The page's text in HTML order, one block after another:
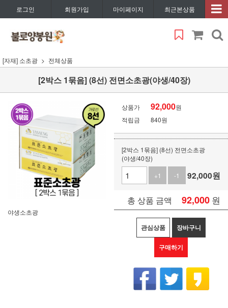
로그인 회원가입 마이페이지 최근본상품
[자재] 소초광 전체상품
[2박스 1묶음] (8선) 전면소초광(야생/40장)
야생소초광
상품가 92,000원
적립금
840원
[2박스 1묶음] (8선) 전면소초광
(야생/40장)
+1
-1 92,000원
총 상품 금액 92,000 원
관심상품 장바구니
구매하기